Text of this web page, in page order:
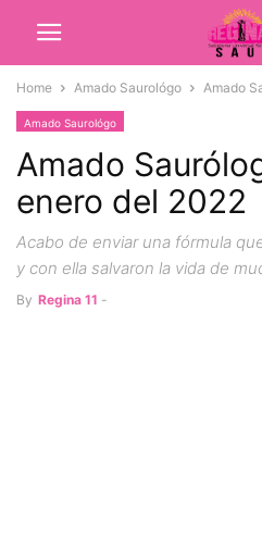
Home Amado Saurológo Amado
Amado Saurológo
Amado
enero del 2022
Acabo de enviar una fórmula
y con ella salvaron la vida de
By Regina 11 -